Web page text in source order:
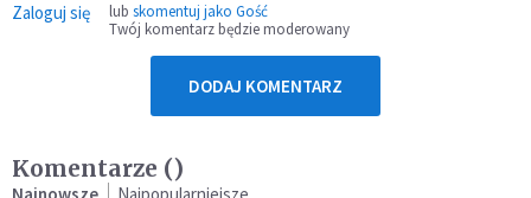
Zaloguj się lub skomentuj jako Gość
Twój komentarz będzie moderowany
DODAJ KOMENTARZ
Komentarze ()